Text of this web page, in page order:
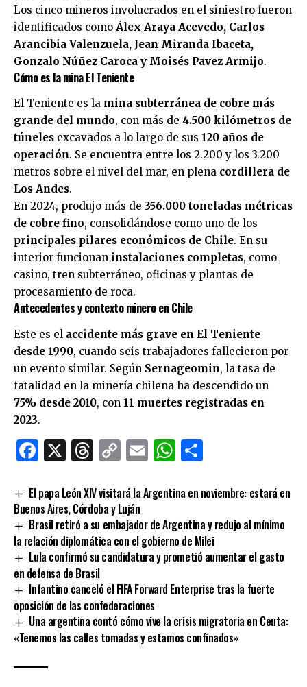
Los cinco mineros involucrados en el siniestro fueron
identificados como Álex Araya Acevedo, Carlos
Arancibia Valenzuela, Jean Miranda Ibaceta,
Gonzalo Núñez Caroca y Moisés Pavez Armijo.
Cómo es la mina El Teniente
El Teniente es la mina subterránea de cobre más
grande del mundo, con más de 4.500 kilómetros de
túneles excavados a lo largo de sus 120 años de
operación. Se encuentra entre los 2.200 y los 3.200
metros sobre el nivel del mar, en plena cordillera de
Los Andes.
En 2024, produjo más de 356.000 toneladas métricas
de cobre fino, consolidándose como uno de los
principales pilares económicos de Chile. En su
interior funcionan instalaciones completas, como
casino, tren subterráneo, oficinas y plantas de
procesamiento de roca.
Antecedentes y contexto minero en Chile
Este es el accidente más grave en El Teniente
desde 1990, cuando seis trabajadores fallecieron por
un evento similar. Según Sernageomin, la tasa de
fatalidad en la minería chilena ha descendido un
75% desde 2010, con 11 muertes registradas en
2023.
Facebook
X Threads
CopyEmailWhatsApp
El papa León XIV visitará la Argentina en noviembre: estará en
Buenos Aires, Córdoba y Luján
Brasil retiró a su embajador de Argentina y redujo al mínimo
la relación diplomática con el gobierno de Milei
Lula confirmó su candidatura y prometió aumentar el gasto
en defensa de Brasil
Infantino canceló el FIFA Forward Enterprise tras la fuerte
oposición de las confederaciones
Una argentina contó cómo vive la crisis migratoria en Ceuta:
«Tenemos las calles tomadas y estamos confinados»